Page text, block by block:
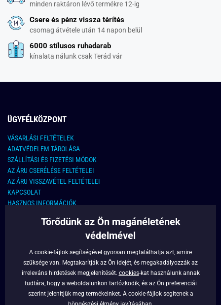
minden raktáron lévő termékre 12-ig
Csere és pénz vissza térítés
csomag átvétele után 14 napon belül
6000 stílusos ruhadarab
kínalata nálunk csak Terád vár
ÜGYFÉLKÖZPONT
VÁSARLÁSI FELTÉTELEK
ADATVÉDELEM TÁROLÁSA
SZÁLLÍTÁSI ÉS FIZETÉSI MÓDOK
AZ ÁRU CSERÉLÉSE FELTÉTELEI
AZ ÁRU VISSZAVÉTEL FELTÉTELEI
KAPCSOLAT
HASZNOS INFORMÁCIÓK
KAPCSOLAT
info@legyferfi.hu
FONTOS INFORMÁCIÓK
RÓLUNK
Törődünk az Ön magánéletének
védelmével
A cookie-fájlok segítségével gyorsan megtalálhatja azt, amire
szüksége van. Megtakarítják az Ön idejét, és megakadályozzák az
irreleváns hirdetések megjelenítését. cookies-kat használunk annak
tudtára, hogy a weboldalunkon tartózkodik, és az Ön preferenciái
szerint jelenítjük meg termékeinket. A cookie-fájlok segítenek a